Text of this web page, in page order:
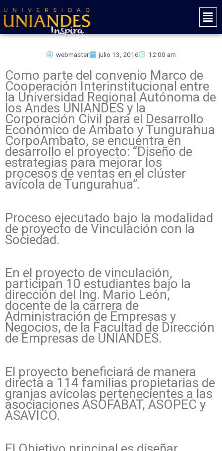
al
contenido
Main
webmaster julio 13, 2016 12:00 am
Como parte del convenio Marco de
Cooperación Interinstitucional entre
la Universidad Regional Autónoma de
los Andes UNIANDES y la
Corporación Civil para el Desarrollo
Económico de Ambato y Tungurahua
CorpoAmbato, se encuentra en
desarrollo el proyecto: “Diseño de
estrategias para mejorar los
procesos de ventas en el clúster
avícola de Tungurahua”.
Proceso ejecutado bajo la modalidad
de proyecto de Vinculación con la
Sociedad.
En el proyecto de vinculación,
participan 10 estudiantes bajo la
dirección del Ing. Mario León,
docente de la carrera de
Administración de Empresas y
Negocios, de la Facultad de Dirección
de Empresas de UNIANDES.
El proyecto beneficiará de manera
directa a 114 familias propietarias de
granjas avícolas pertenecientes a las
asociaciones ASOFABAT, ASOPEC y
ASAVICO.